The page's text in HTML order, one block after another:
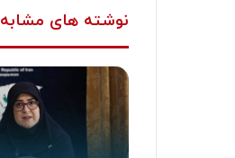
نوشته های مشابه